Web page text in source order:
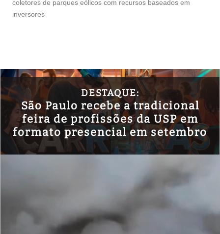
coletores de parques eólicos com recursos baseados em
inversores
DESTAQUE:
São Paulo recebe a tradicional
feira de profissões da USP em
formato presencial em setembro